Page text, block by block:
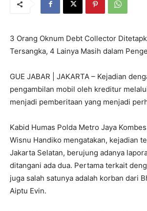
3 Orang Oknum Debt Collector
Tersangka, 4 Lainya Masih dalam
GUE JABAR | JAKARTA – Kejadian
pengambilan mobil oleh kreditur
menjadi pemberitaan yang menjadi
Kabid Humas Polda Metro Jaya
Wisnu Handiko mengatakan, kejadian
Jakarta Selatan, berujung adanya
ditangani ada dua. Pertama terkait
juga salah satunya adalah korban dari
Aiptu Evin.